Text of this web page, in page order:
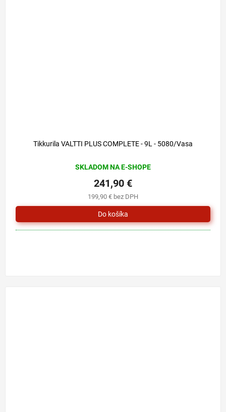
Tikkurila VALTTI PLUS COMPLETE - 9L - 5080/Vasa
SKLADOM NA E-SHOPE
199,90 € bez DPH
241,90 €